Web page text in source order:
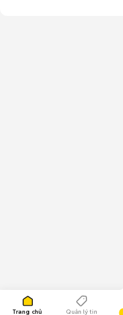
Trang chủ Quản lý tin